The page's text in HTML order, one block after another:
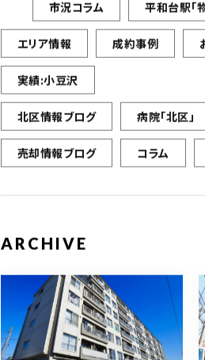
市況コラム 平和台駅「
エリア情報 成約事例
実績:小豆沢
北区情報ブログ 病院「北区」
売却情報ブログ コラム
ARCHIVE